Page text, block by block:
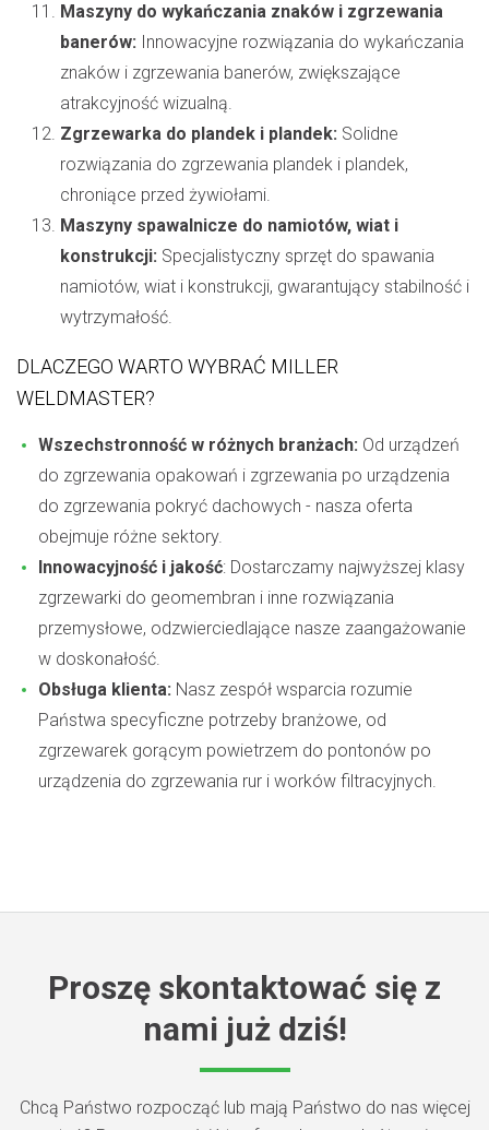
Maszyny do wykańczania znaków i zgrzewania
banerów: Innowacyjne rozwiązania do wykańczania
znaków i zgrzewania banerów, zwiększające
atrakcyjność wizualną.
Zgrzewarka do plandek i plandek: Solidne
rozwiązania do zgrzewania plandek i plandek,
chroniące przed żywiołami.
Maszyny spawalnicze do namiotów, wiat i
konstrukcji: Specjalistyczny sprzęt do spawania
namiotów, wiat i konstrukcji, gwarantujący stabilność i
wytrzymałość.
DLACZEGO WARTO WYBRAĆ MILLER
WELDMASTER?
Wszechstronność w różnych branżach: Od urządzeń
do zgrzewania opakowań i zgrzewania po urządzenia
do zgrzewania pokryć dachowych - nasza oferta
obejmuje różne sektory.
Innowacyjność i jakość: Dostarczamy najwyższej klasy
zgrzewarki do geomembran i inne rozwiązania
przemysłowe, odzwierciedlające nasze zaangażowanie
w doskonałość.
Obsługa klienta: Nasz zespół wsparcia rozumie
Państwa specyficzne potrzeby branżowe, od
zgrzewarek gorącym powietrzem do pontonów po
urządzenia do zgrzewania rur i worków filtracyjnych.
Proszę skontaktować się z
nami już dziś!
Chcą Państwo rozpocząć lub mają Państwo do nas więcej